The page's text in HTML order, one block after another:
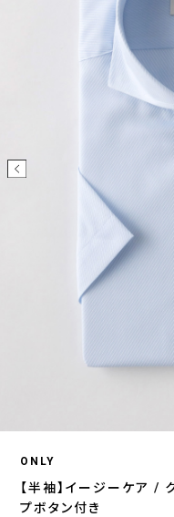
ONLY
【半袖】イージーケア /
プボタン付き